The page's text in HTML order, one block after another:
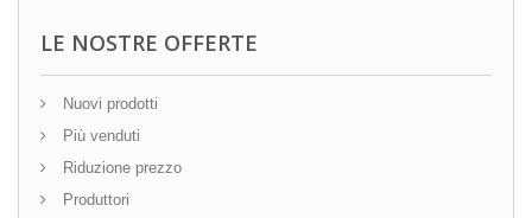
LE NOSTRE OFFERTE
Nuovi prodotti
Più venduti
Riduzione prezzo
Produttori